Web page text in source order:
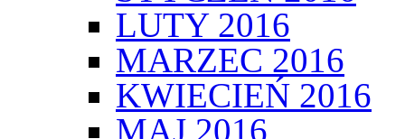
LUTY 2016
MARZEC 2016
KWIECIEŃ 2016
MAJ 2016